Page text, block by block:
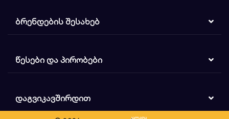
ᲑᲠᲔᲜᲓᲔᲑᲘᲡ ᲨᲔᲡᲐᲮᲔᲑ
ᲬᲔᲡᲔᲑᲘ ᲓᲐ ᲞᲘᲠᲝᲑᲔᲑᲘ
ᲓᲐᲒᲕᲘᲙᲐᲕᲨᲘᲠᲓᲘᲗ
კალათა